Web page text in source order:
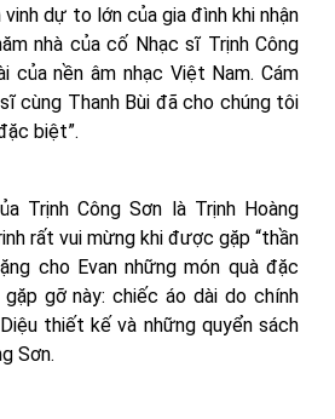
dự to lớn của gia đình khi nhận
nhà của cố Nhạc sĩ Trịnh Công
nền âm nhạc Việt Nam. Cám
cùng Thanh Bùi đã cho chúng tôi
biệt”.
Trịnh Công Sơn là Trịnh Hoàng
rất vui mừng khi được gặp “thần
cho Evan những món quà đặc
gỡ này: chiếc áo dài do chính
thiết kế và những quyển sách
Sơn.